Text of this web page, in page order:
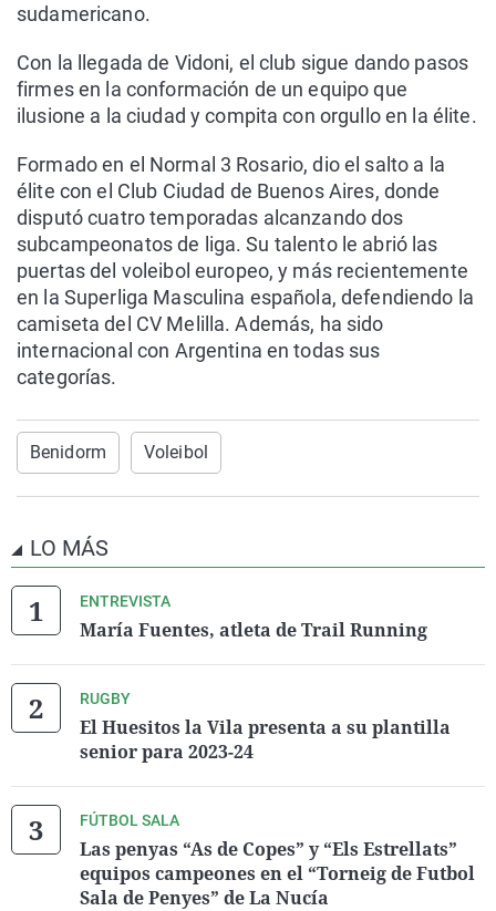
sudamericano.
Con la llegada de Vidoni, el club sigue dando pasos
firmes en la conformación de un equipo que
ilusione a la ciudad y compita con orgullo en la élite.
Formado en el Normal 3 Rosario, dio el salto a la
élite con el Club Ciudad de Buenos Aires, donde
disputó cuatro temporadas alcanzando dos
subcampeonatos de liga. Su talento le abrió las
puertas del voleibol europeo, y más recientemente
en la Superliga Masculina española, defendiendo la
camiseta del CV Melilla. Además, ha sido
internacional con Argentina en todas sus
categorías.
Benidorm Voleibol
LO MÁS
ENTREVISTA
María Fuentes, atleta de Trail Running
RUGBY
El Huesitos la Vila presenta a su plantilla
senior para 2023-24
FÚTBOL SALA
Las penyas “As de Copes” y “Els Estrellats”
equipos campeones en el “Torneig de Futbol
Sala de Penyes” de La Nucía